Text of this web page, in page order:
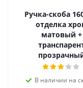
Ручка-скоба
отделка
матовый +
В наличии на